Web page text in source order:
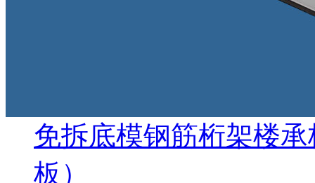
免拆底模钢筋桁架楼
板）